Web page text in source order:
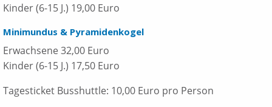
Kinder (6-15 J.) 19,00 Euro
Minimundus & Pyramidenkogel
Erwachsene 32,00 Euro
Kinder (6-15 J.) 17,50 Euro
Tagesticket Busshuttle: 10,00 Euro pro Person